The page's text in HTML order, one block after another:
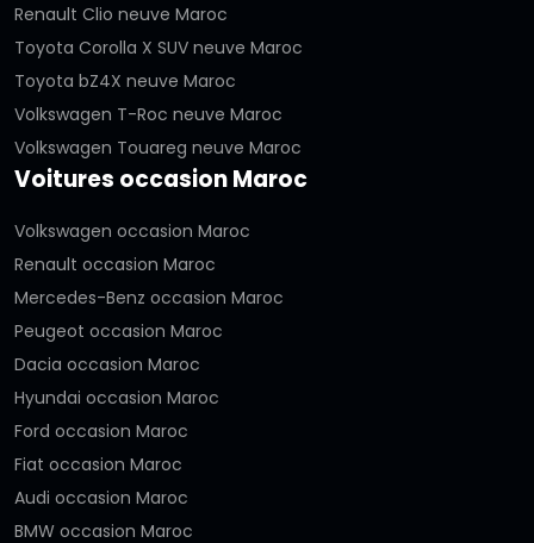
Renault Clio neuve Maroc
Toyota Corolla X SUV neuve Maroc
Toyota bZ4X neuve Maroc
Volkswagen T-Roc neuve Maroc
Volkswagen Touareg neuve Maroc
Voitures occasion Maroc
Volkswagen occasion Maroc
Renault occasion Maroc
Mercedes-Benz occasion Maroc
Peugeot occasion Maroc
Dacia occasion Maroc
Hyundai occasion Maroc
Ford occasion Maroc
Fiat occasion Maroc
Audi occasion Maroc
BMW occasion Maroc